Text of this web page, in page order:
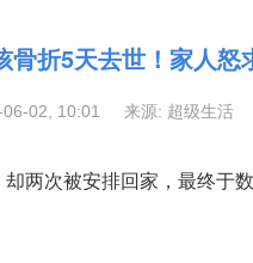
骨折5天去世！家人怒
06-02, 10:01 来源: 超级生活
两次被安排回家，最终于